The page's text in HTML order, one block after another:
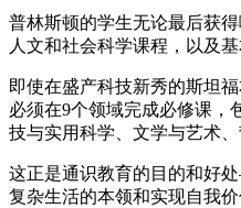
普林斯顿的学生无论最后获
人文和社会科学课程，以及基
即使在盛产科技新秀的斯坦
必须在9个领域完成必修课，
技与实用科学、文学与艺术
这正是通识教育的目的和好
复杂生活的本领和实现自我